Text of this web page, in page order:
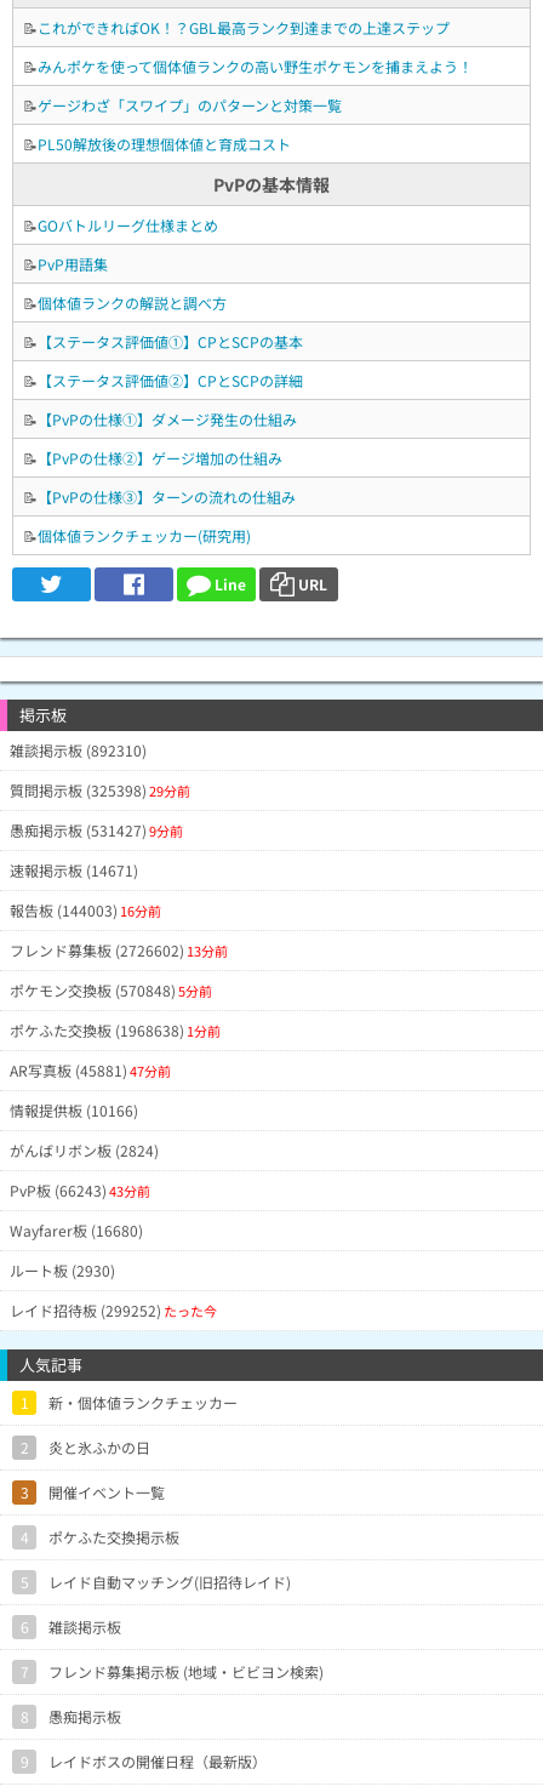
📝これができればOK！？GBL最高ランク到達までの上達ステップ
📝みんポケを使って個体値ランクの高い野生ポケモンを捕まえよう！
📝ゲージわざ「スワイプ」のパターンと対策一覧
📝PL50解放後の理想個体値と育成コスト
PvPの基本情報
📝GOバトルリーグ仕様まとめ
📝PvP用語集
📝個体値ランクの解説と調べ方
📝 【ステータス評価値①】CPとSCPの基本
📝 【ステータス評価値②】CPとSCPの詳細
📝 【PvPの仕様①】ダメージ発生の仕組み
📝 【PvPの仕様②】ゲージ増加の仕組み
📝 【PvPの仕様③】ターンの流れの仕組み
📝個体値ランクチェッカー(研究用)
Line URL
掲示板
雑談掲示板 (892310)
質問掲示板 (325398)29分前
愚痴掲示板 (531427)9分前
速報掲示板 (14671)
報告板 (144003) 16分前
フレンド募集板 (2726602) 13分前
ポケモン交換板 (570848)5分前
ポケふた交換板 (1968638) 1分前
AR写真板 (45881)47分前
情報提供板 (10166)
がんばリボン板 (2824)
PvP板 (66243)43分前
Wayfarer板 (16680)
ルート板 (2930)
レイド招待板 (299252) たった今
人気記事
1 新・個体値ランクチェッカー
2 炎と氷ふかの日
3 開催イベント一覧
4 ポケふた交換掲示板
5 レイド自動マッチング(旧招待レイド)
6 雑談掲示板
7 フレンド募集掲示板 (地域・ビビヨン検索)
8 愚痴掲示板
9 レイドボスの開催日程（最新版）